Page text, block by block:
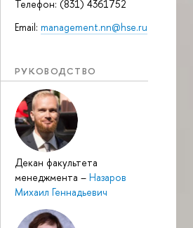
Телефон: (831) 4361752
Email: management.nn@hse.ru
РУКОВОДСТВО
Декан факультета
менеджмента – Назаров
Михаил Геннадьевич